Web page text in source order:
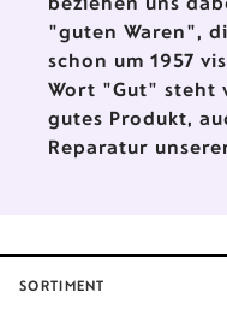
"guten Waren",
schon um 1957
Wort "Gut" steht
gutes Produkt,
Reparatur
SORTIMENT